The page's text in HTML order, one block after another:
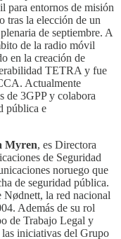
para entornos de misión
tras la elección de un
de septiembre. A
de la radio móvil
en la creación de
TETRA y fue
Actualmente
de 3GPP y colabora
pública e
Myren, es Directora
de Seguridad
noruego que
de seguridad pública.
Nødnett, la red nacional
Además de su rol
de Trabajo Legal y
iniciativas del Grupo